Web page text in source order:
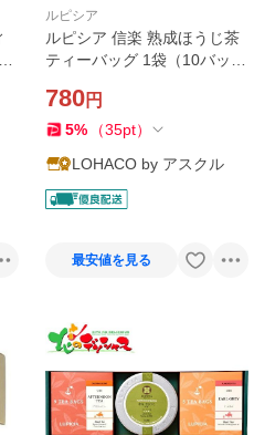
ルピシア
ルピシア 信楽 熟成ほうじ茶
ティーバッグ 1袋（10バッグ
780円
5% （35pt）
LOHACO by アスクル
最安値を見る